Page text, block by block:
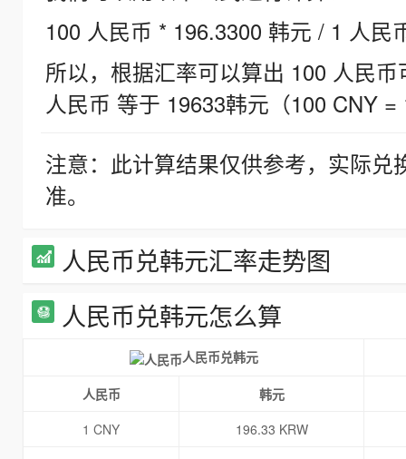
100 人民币 * 196.3300 韩元 / 1 人民
所以，根据汇率可以算出 100 人民
人民币 等于 19633韩元（100 CNY =
注意：此计算结果仅供参考，实际
准。
人民币兑韩元汇率走势图
人民币兑韩元怎么算
人民币兑韩元
人民币
韩元
1 CNY
196.33 KRW